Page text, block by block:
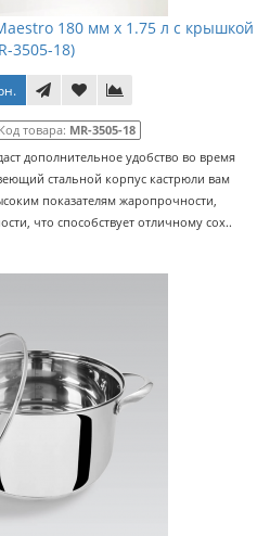
180 мм x 1.75 л с крышкой
3505-18)
Код товара: MR-3505-18
дополнительное удобство во время
стальной корпус кастрюли вам
показателям жаропрочности,
что способствует отличному сох..